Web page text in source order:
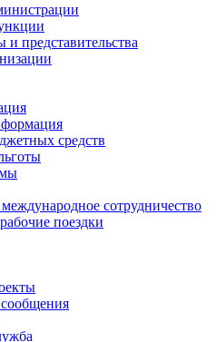
представительства
средств
сотрудничество
поездки